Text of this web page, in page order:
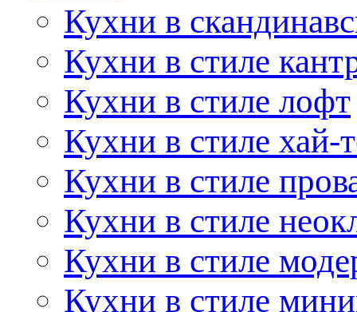
Кухни в
Кухни в стиле
Кухни в стиле лофт
Кухни в стиле хай-
Кухни в стиле
Кухни в стиле
Кухни в стиле
Кухни в стиле